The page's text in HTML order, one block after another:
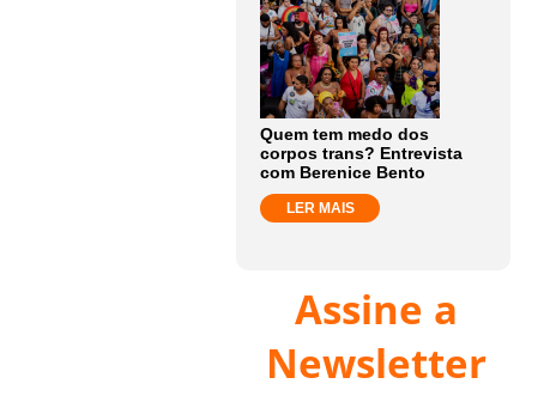
Quem tem medo dos
corpos trans? Entrevista
com Berenice Bento
LER MAIS
Assine a
Newsletter